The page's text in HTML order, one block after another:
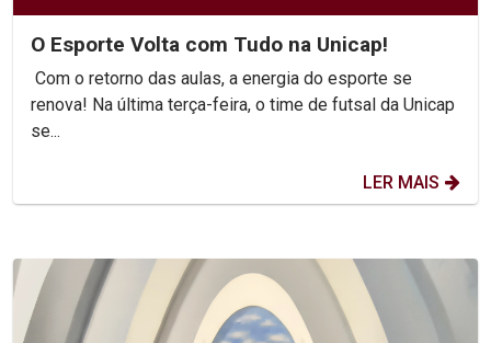
O Esporte Volta com Tudo na Unicap!
Com o retorno das aulas, a energia do esporte se
renova! Na última terça-feira, o time de futsal da Unicap
se...
LER MAIS